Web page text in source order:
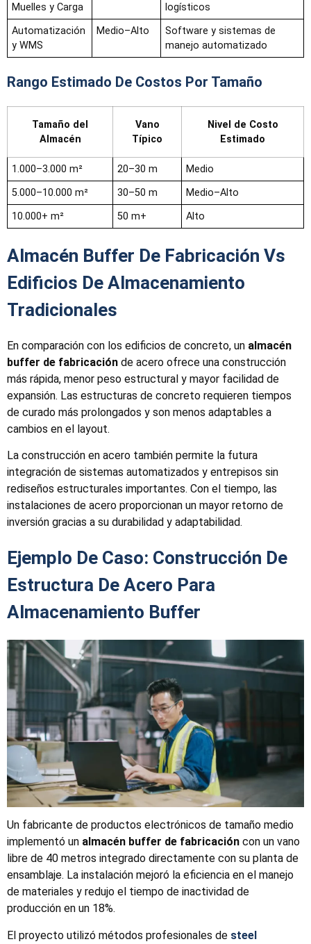
Muelles y Carga
logísticos
Automatización
y WMS
Medio–Alto
Software y sistemas de
manejo automatizado
Rango Estimado De Costos Por Tamaño
Tamaño del
Almacén
Vano
Típico
Nivel de Costo
Estimado
1.000–3.000 m² 20–30 m
Medio
5.000–10.000 m²
30–50 m
Medio–Alto
10.000+ m²
50 m+ Alto
Almacén Buffer De Fabricación Vs
Edificios De Almacenamiento
Tradicionales
En comparación con los edificios de concreto, un almacén
buffer de fabricación de acero ofrece una construcción
más rápida, menor peso estructural y mayor facilidad de
expansión. Las estructuras de concreto requieren tiempos
de curado más prolongados y son menos adaptables a
cambios en el layout.
La construcción en acero también permite la futura
integración de sistemas automatizados y entrepisos sin
rediseños estructurales importantes. Con el tiempo, las
instalaciones de acero proporcionan un mayor retorno de
inversión gracias a su durabilidad y adaptabilidad.
Ejemplo De Caso: Construcción De
Estructura De Acero Para
Almacenamiento Buffer
Un fabricante de productos electrónicos de tamaño medio
implementó un almacén buffer de fabricación con un vano
libre de 40 metros integrado directamente con su planta de
ensamblaje. La instalación mejoró la eficiencia en el manejo
de materiales y redujo el tiempo de inactividad de
producción en un 18%.
El proyecto utilizó métodos profesionales de steel